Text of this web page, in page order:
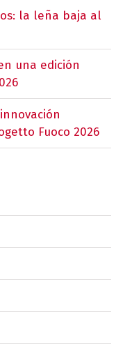
la leña baja al
una edición
Fuoco 2026